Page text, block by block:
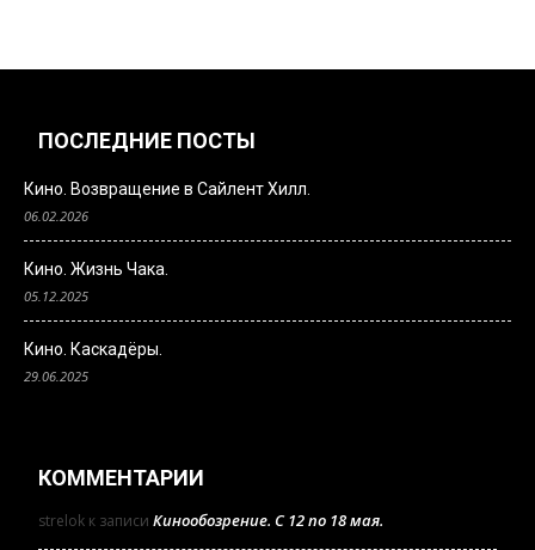
ПОСЛЕДНИЕ ПОСТЫ
Кино. Возвращение в Сайлент Хилл.
06.02.2026
Кино. Жизнь Чака.
05.12.2025
Кино. Каскадёры.
29.06.2025
КОММЕНТАРИИ
strelok к записи Кинообозрение. С 12 по 18 мая.